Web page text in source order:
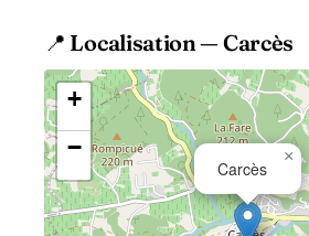
📍 Localisation — Carcès
Carcès
×
+
−